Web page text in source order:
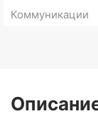
Коммуникации